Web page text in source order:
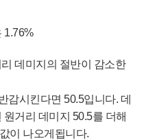
1.76%
데미지의 절반이 감소한
감시킨다면 50.5입니다. 데
거리 데미지 50.5를 더해
이 나오게됩니다.